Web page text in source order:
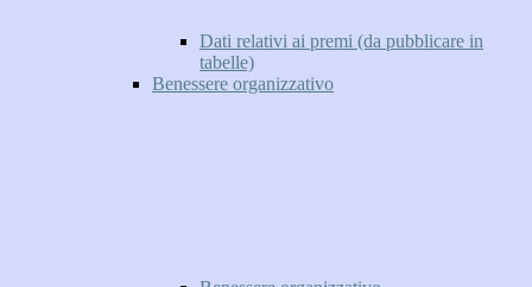
Dati relativi ai premi (da pubblicare in
tabelle)
Benessere organizzativo